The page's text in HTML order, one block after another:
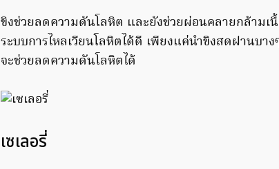
ขิงช่วยลดความดันโลหิต และยังช่วยผ่อนคลายกล้ามเ
ระบบการไหลเวียนโลหิตได้ดี เพียงแค่นำขิงสดฝานบ
จะช่วยลดความดันโลหิตได้
เซเลอรี่